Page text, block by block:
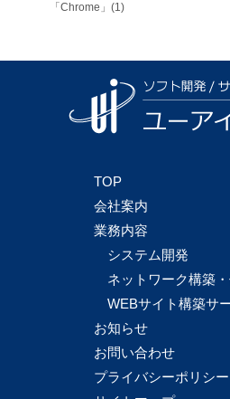
「Chrome」(1)
TOP
会社案内
業務内容
システム開発
ネットワーク構築
WEBサイト構築サ
お知らせ
お問い合わせ
プライバシーポリシー